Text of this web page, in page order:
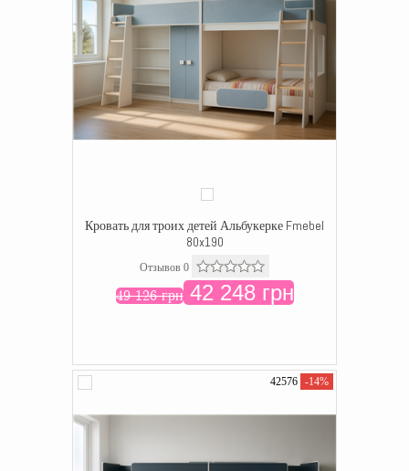
Кровать для троих детей Альбукерке Fmebel
80x190
Отзывов 0
49 126 грн42 248 грн
42576 -14%